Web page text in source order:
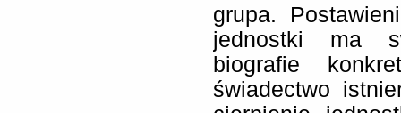
grupa.
jednostki ma
biografie
świadectwo